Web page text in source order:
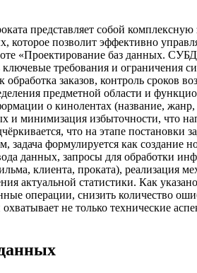
представляет собой
которое позволит эффективно
«Проектирование баз данных.
требования и ограничения
заказов, контроль сроков
предметной области и
о кинолентах (название,
и минимизация избыточности, что
что на этапе
формулируется как создание
данных, запросы для обработки
клиента, проката), реализация
актуальной статистики. Как
операции, снизить количество
не только технические